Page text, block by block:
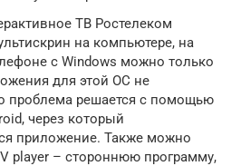
ТВ Ростелеком
на компьютере, на
с Windows можно только
для этой ОС не
проблема решается с помощью
через который
приложение. Также можно
player – стороннюю программу,